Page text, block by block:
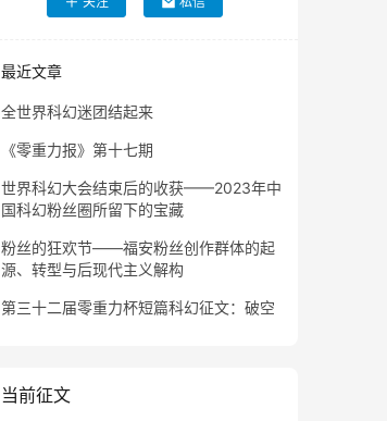
最近文章
全世界科幻迷团结起来
《零重力报》第十七期
世界科幻大会结束后的收获——2023年中
国科幻粉丝圈所留下的宝藏
粉丝的狂欢节——福安粉丝创作群体的起
源、转型与后现代主义解构
第三十二届零重力杯短篇科幻征文：破空
当前征文